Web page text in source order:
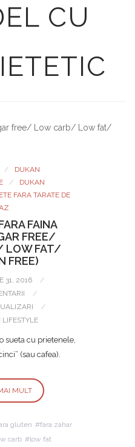
CU
DUKAN
DUKAN
FARA TARATE DE
FAINA
FREE/
LOW FAT/
FREE)
31, 2016
sueta cu prietenele,
(sau cafea).
MULT
gluten
fara zahar
carb
low fat